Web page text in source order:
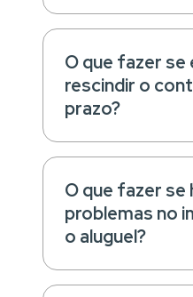
O que fazer se
rescindir o
prazo?
O que fazer se
problemas no
o aluguel?